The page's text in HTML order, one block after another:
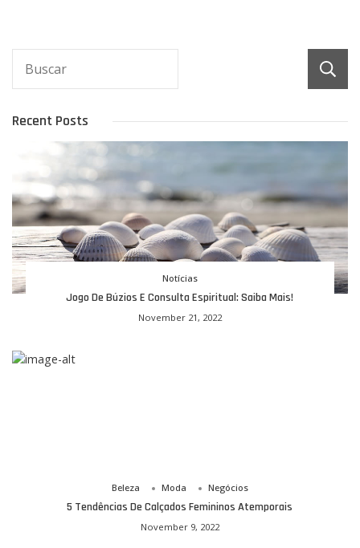
Recent Posts
Notícias
Jogo De Búzios E Consulta Espiritual: Saiba Mais!
November 21, 2022
Beleza Moda Negócios
5 Tendências De Calçados Femininos Atemporais
November 9, 2022